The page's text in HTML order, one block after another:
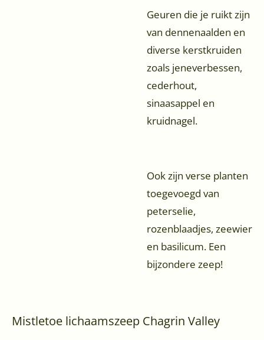
Geuren die je ruikt zijn
van dennenaalden en
diverse kerstkruiden
zoals jeneverbessen,
cederhout,
sinaasappel en
kruidnagel.
Ook zijn verse planten
toegevoegd van
peterselie,
rozenblaadjes, zeewier
en basilicum. Een
bijzondere zeep!
Mistletoe lichaamszeep Chagrin Valley